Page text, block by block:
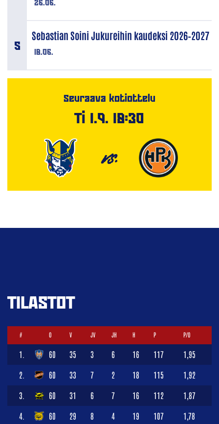
26.06.
18.06.
Sebastian Soini Jukureihin kaudeksi 2026–2027
Seuraava kotiottelu
Ti 1.9. 18:30
VS.
TILASTOT
# O V JV JH H P P/O
1. 60 35 3 6 16 117 1,95
2. 60 33 7 2 18 115 1,92
3. 60 31 6 7 16 112 1,87
4. 60 29 8 4 19 107 1,78